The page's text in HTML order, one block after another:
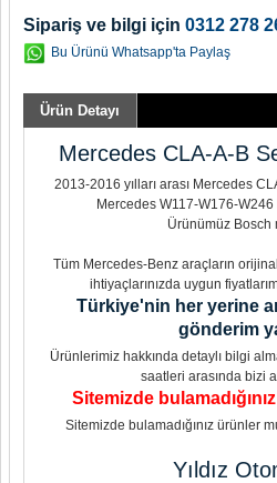
Sipariş ve bilgi için 0312 278
Bu Ürünü Whatsapp'ta Paylaş
Ürün Detayı
Mercedes CLA-A-B
2013-2016 yılları arası Mercedes
Mercedes W117-W176-
Ürünümüz Bosch
Tüm Mercedes-Benz araçların
ihtiyaçlarınızda uygun
Türkiye'nin her yerine
gönderim
Ürünlerimiz hakkında detaylı bilgi
saatleri arasında bizi
Sitemizde
Sitemizde bulamadığınız ürünler
Yıldız